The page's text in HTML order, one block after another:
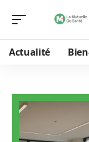
Actualité